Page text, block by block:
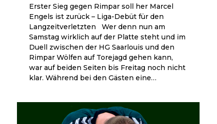
Erster Sieg gegen Rimpar soll her Marcel
Engels ist zurück – Liga-Debüt für den
Langzeitverletzten Wer denn nun am
Samstag wirklich auf der Platte steht und im
Duell zwischen der HG Saarlouis und den
Rimpar Wölfen auf Torejagd gehen kann,
war auf beiden Seiten bis Freitag noch nicht
klar. Während bei den Gästen eine…